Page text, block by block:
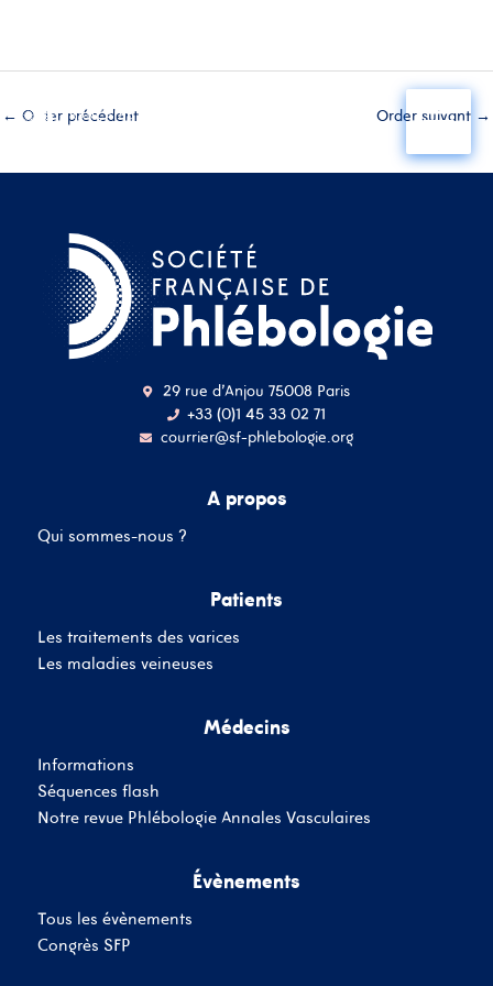
← Order précédent Order suivant →
29 rue d'Anjou 75008 Paris
+33 (0)1 45 33 02 71
courrier@sf-phlebologie.org
A propos
Qui sommes-nous ?
Patients
Les traitements des varices
Les maladies veineuses
Médecins
Informations
Séquences flash
Notre revue Phlébologie Annales Vasculaires
Évènements
Tous les évènements
Congrès SFP
adresse mail
Se souvenir de moi
SE CONNECTER
Inscrivez-Vous